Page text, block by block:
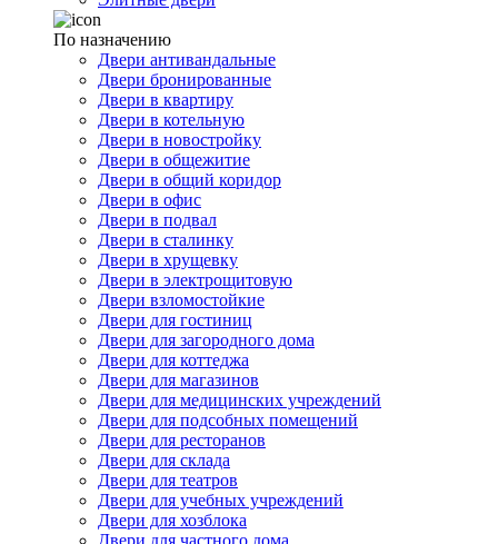
По назначению
Двери антивандальные
Двери бронированные
Двери в квартиру
Двери в котельную
Двери в новостройку
Двери в общежитие
Двери в общий коридор
Двери в офис
Двери в подвал
Двери в сталинку
Двери в хрущевку
Двери в электрощитовую
Двери взломостойкие
Двери для гостиниц
Двери для загородного дома
Двери для коттеджа
Двери для магазинов
Двери для медицинских учреждений
Двери для подсобных помещений
Двери для ресторанов
Двери для склада
Двери для театров
Двери для учебных учреждений
Двери для хозблока
Двери для частного дома